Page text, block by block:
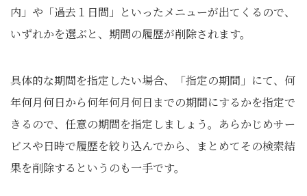
内」や「過去１日間」といったメニューが出てくるので、
いずれかを選ぶと、期間の履歴が削除されます。
具体的な期間を指定したい場合、「指定の期間」にて、何
年何月何日から何年何月何日までの期間にするかを指定で
きるので、任意の期間を指定しましょう。あらかじめサー
ビスや日時で履歴を絞り込んでから、まとめてその検索結
果を削除するというのも一手です。